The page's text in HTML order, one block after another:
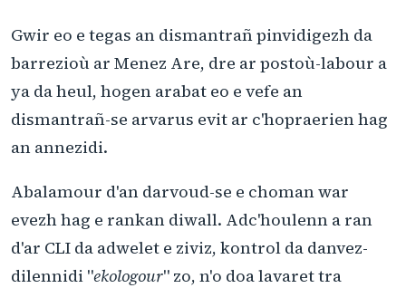
Gwir eo e tegas an dismantrañ pinvidigezh da
barrezioù ar Menez Are, dre ar postoù-labour a
ya da heul, hogen arabat eo e vefe an
dismantrañ-se arvarus evit ar c'hopraerien hag
an annezidi.
Abalamour d'an darvoud-se e choman war
evezh hag e rankan diwall. Adc'houlenn a ran
d'ar CLI da adwelet e ziviz, kontrol da danvez-
dilennidi "ekologour" zo, n'o doa lavaret tra